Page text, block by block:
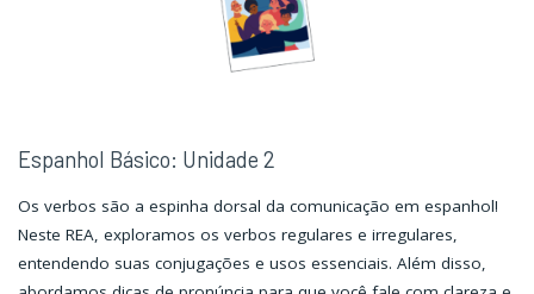
Espanhol Básico: Unidade 2
Os verbos são a espinha dorsal da comunicação em espanhol!
Neste REA, exploramos os verbos regulares e irregulares,
entendendo suas conjugações e usos essenciais. Além disso,